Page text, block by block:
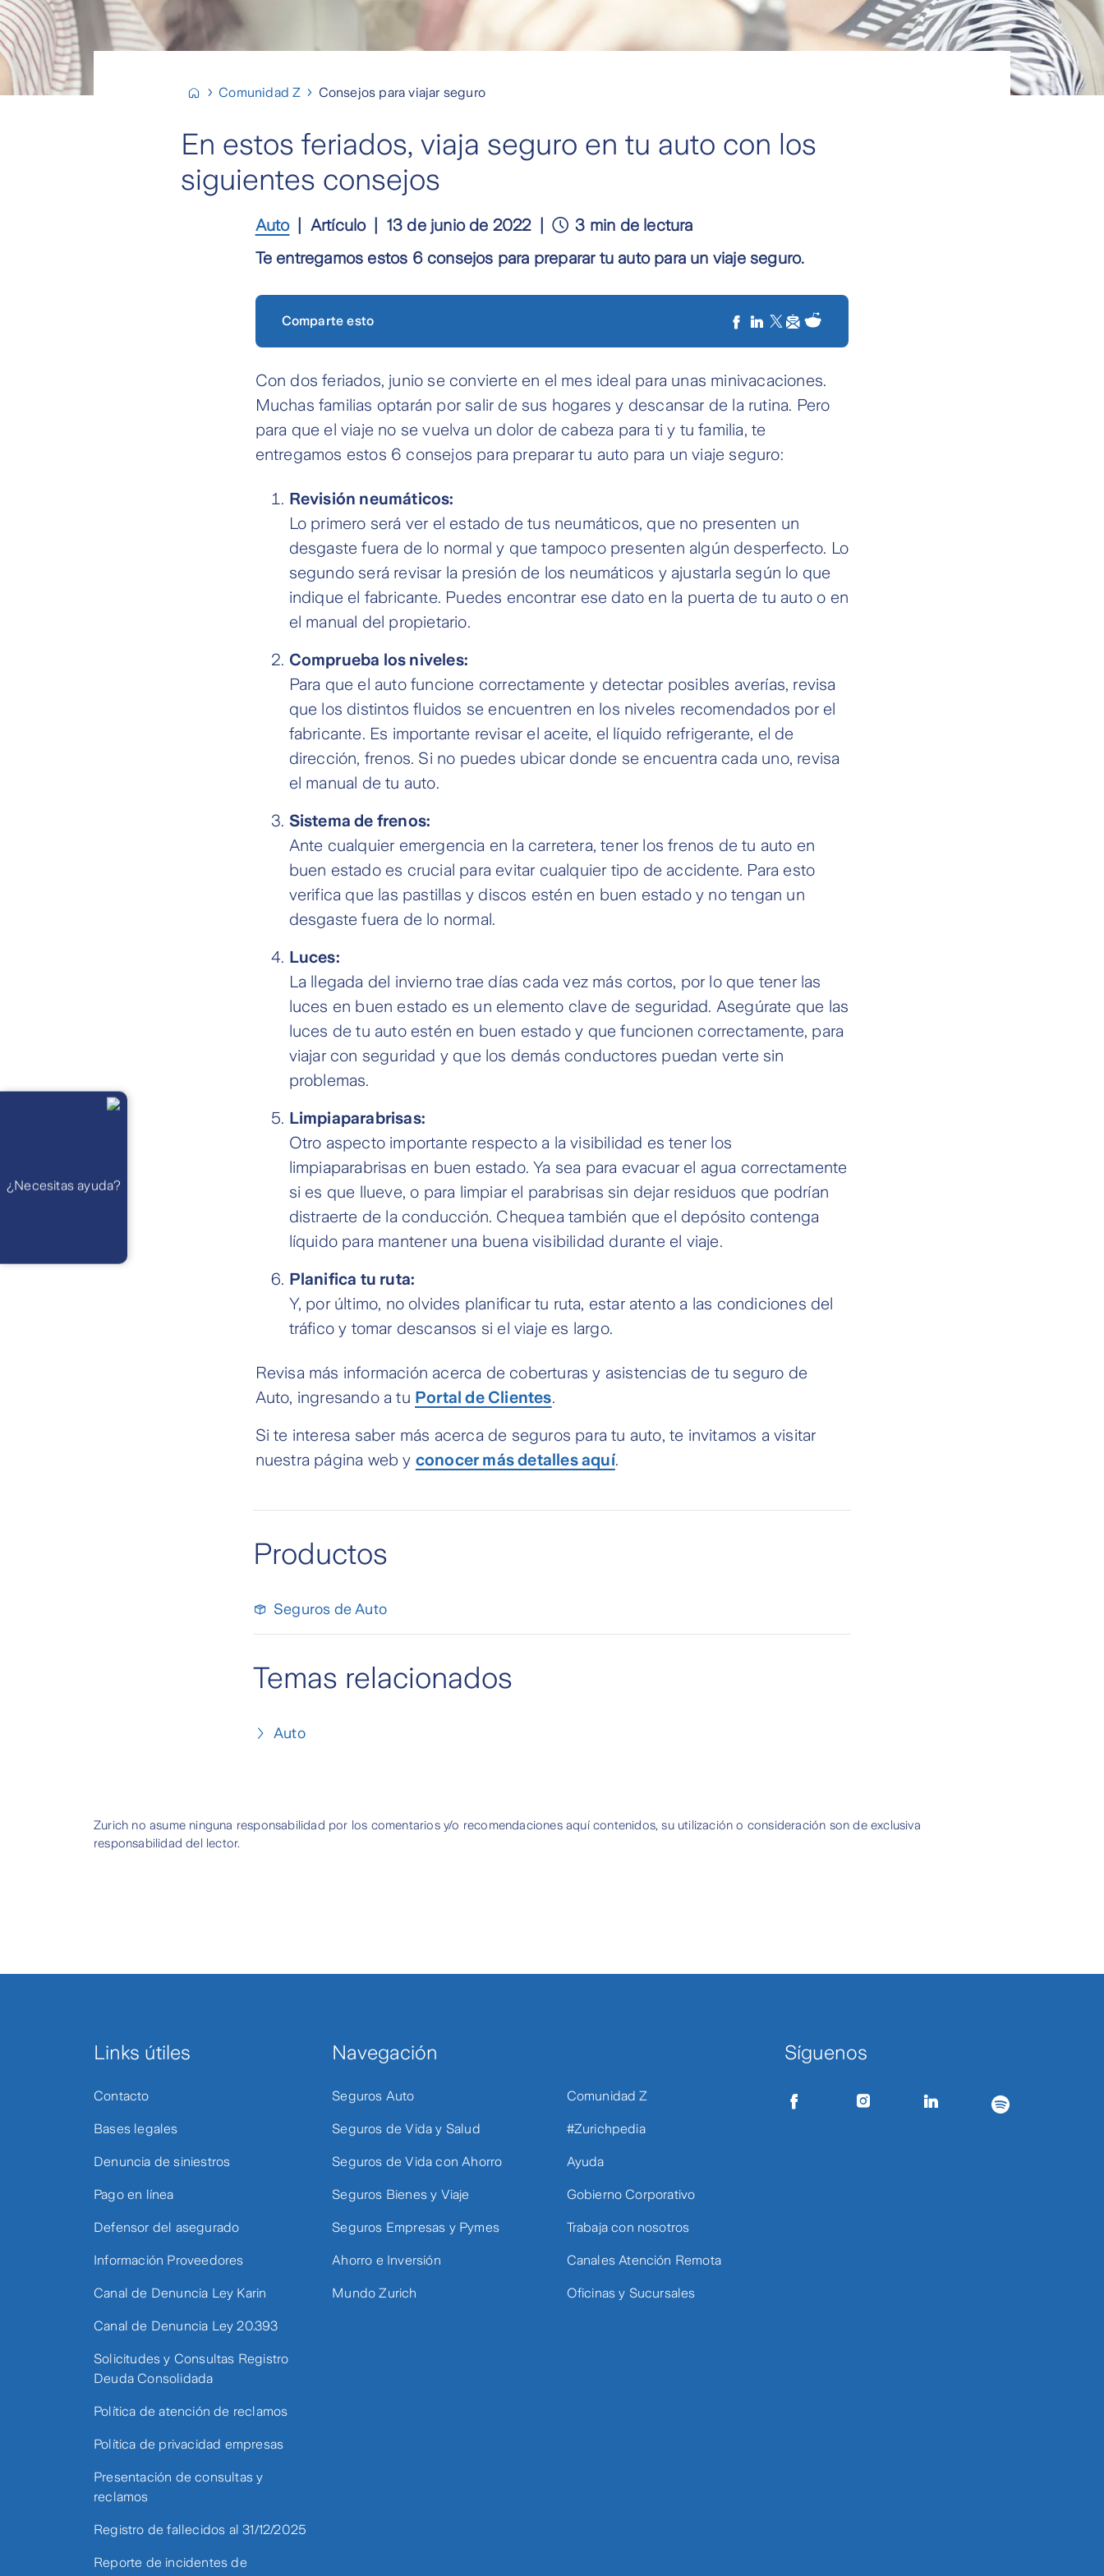
Comunidad Z Consejos para viajar seguro
En estos feriados, viaja seguro en tu auto con los
siguientes consejos
Auto Artículo 13 de junio de 2022
3 min de lectura
Te entregamos estos 6 consejos para preparar tu auto para un viaje seguro.
Comparte esto
Con dos feriados, junio se convierte en el mes ideal para unas minivacaciones.
Muchas familias optarán por salir de sus hogares y descansar de la rutina. Pero
para que el viaje no se vuelva un dolor de cabeza para ti y tu familia, te
entregamos estos 6 consejos para preparar tu auto para un viaje seguro:
Revisión neumáticos:
Lo primero será ver el estado de tus neumáticos, que no presenten un
desgaste fuera de lo normal y que tampoco presenten algún desperfecto. Lo
segundo será revisar la presión de los neumáticos y ajustarla según lo que
indique el fabricante. Puedes encontrar ese dato en la puerta de tu auto o en
el manual del propietario.
Comprueba los niveles:
Para que el auto funcione correctamente y detectar posibles averías, revisa
que los distintos fluidos se encuentren en los niveles recomendados por el
fabricante. Es importante revisar el aceite, el líquido refrigerante, el de
dirección, frenos. Si no puedes ubicar donde se encuentra cada uno, revisa
el manual de tu auto.
Sistema de frenos:
Ante cualquier emergencia en la carretera, tener los frenos de tu auto en
buen estado es crucial para evitar cualquier tipo de accidente. Para esto
verifica que las pastillas y discos estén en buen estado y no tengan un
desgaste fuera de lo normal.
Luces:
La llegada del invierno trae días cada vez más cortos, por lo que tener las
luces en buen estado es un elemento clave de seguridad. Asegúrate que las
luces de tu auto estén en buen estado y que funcionen correctamente, para
viajar con seguridad y que los demás conductores puedan verte sin
problemas.
Limpiaparabrisas:
Otro aspecto importante respecto a la visibilidad es tener los
limpiaparabrisas en buen estado. Ya sea para evacuar el agua correctamente
si es que llueve, o para limpiar el parabrisas sin dejar residuos que podrían
distraerte de la conducción. Chequea también que el depósito contenga
líquido para mantener una buena visibilidad durante el viaje.
Planifica tu ruta:
Y, por último, no olvides planificar tu ruta, estar atento a las condiciones del
tráfico y tomar descansos si el viaje es largo.
Revisa más información acerca de coberturas y asistencias de tu seguro de
Auto, ingresando a tu Portal de Clientes.
Si te interesa saber más acerca de seguros para tu auto, te invitamos a visitar
nuestra página web y conocer más detalles aquí.
Productos
Seguros de Auto
Temas relacionados
Auto
Zurich no asume ninguna responsabilidad por los comentarios y/o recomendaciones aquí contenidos, su utilización o consideración son de exclusiva
responsabilidad del lector.
Links útiles
Contacto
Bases legales
Denuncia de siniestros
Pago en línea
Defensor del asegurado
Información Proveedores
Canal de Denuncia Ley Karin
Canal de Denuncia Ley 20.393
Solicitudes y Consultas Registro
Deuda Consolidada
Política de atención de reclamos
Política de privacidad empresas
Presentación de consultas y
reclamos
Registro de fallecidos al 31/12/2025
Reporte de incidentes de
Navegación
Seguros Auto
Seguros de Vida y Salud
Seguros de Vida con Ahorro
Seguros Bienes y Viaje
Seguros Empresas y Pymes
Ahorro e Inversión
Mundo Zurich
Comunidad Z
#Zurichpedia
Ayuda
Gobierno Corporativo
Trabaja con nosotros
Canales Atención Remota
Oficinas y Sucursales
Síguenos
¿Necesitas ayuda?
Llámanos
Atención 24
horas,